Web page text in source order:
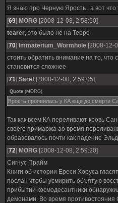
Я знаю про Черную Ярость , а вот
[69] MORG [2008-12-08, 2:58:50]
tearer, это было не на Терре
[70] Immaterium_Wormhole [2008-12-
стоить обратить внимание на то, что
становится сложнее
[71] Saref [2008-12-08, 2:59:05]
Quote (MORG)
Ярость проявилась у КА еще до смерти
Так как всем КА переливают кровь
своего примаржа ао время
образовалось почти как падение
[72] MORG [2008-12-08, 2:59:20]
Сигнус Прайм
Книги об истории Ереси Хоруса
послан чтобы усмирить объятую
прибытии космодесантники
демонами. Во время противостояния